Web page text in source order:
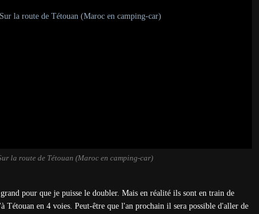
la route de Tétouan (Maroc en camping-car)
pour que je puisse le doubler. Mais en réalité ils sont en train de
Tétouan en 4 voies. Peut-être que l'an prochain il sera possible d'aller de